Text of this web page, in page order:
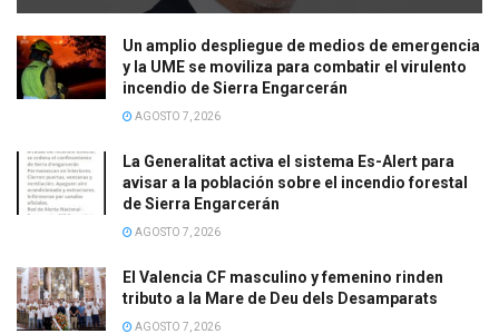
Un amplio despliegue de medios de emergencia
y la UME se moviliza para combatir el virulento
incendio de Sierra Engarcerán
AGOSTO 7, 2026
La Generalitat activa el sistema Es-Alert para
avisar a la población sobre el incendio forestal
de Sierra Engarcerán
AGOSTO 7, 2026
El Valencia CF masculino y femenino rinden
tributo a la Mare de Deu dels Desamparats
AGOSTO 7, 2026